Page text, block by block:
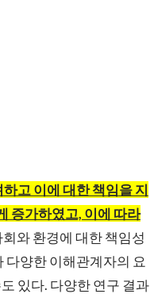
고 이에 대한 책임을 지
증가하였고, 이에 따라
와 환경에 대한 책임성
다양한 이해관계자의 요
있다. 다양한 연구 결과